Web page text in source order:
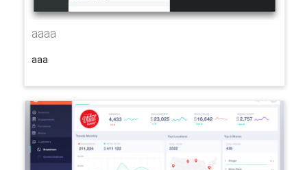
aaaa
aaa